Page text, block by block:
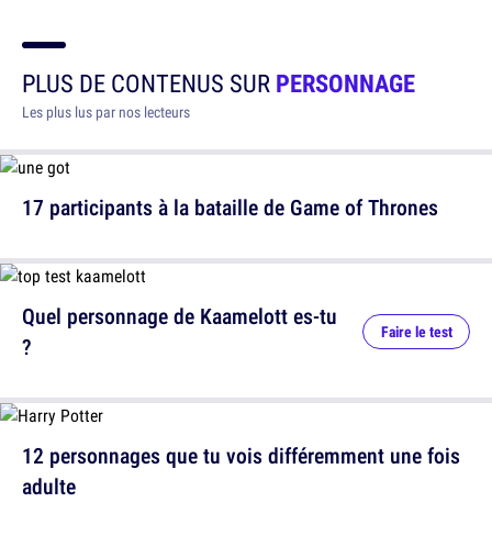
PLUS DE CONTENUS SURPERSONNAGE
Les plus lus par nos lecteurs
17 participants à la bataille de Game of Thrones
Quel personnage de Kaamelott es-tu
?
Faire le test
12 personnages que tu vois différemment une fois
adulte